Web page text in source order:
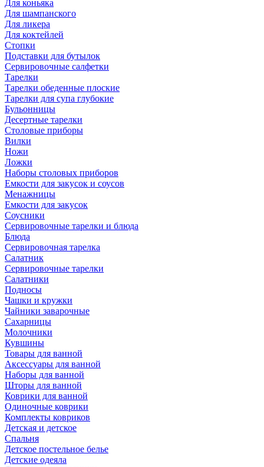
Для коньяка
Для шампанского
Для ликера
Для коктейлей
Стопки
Подставки для бутылок
Сервировочные салфетки
Тарелки
Тарелки обеденные плоские
Тарелки для супа глубокие
Бульонницы
Десертные тарелки
Столовые приборы
Вилки
Ножи
Ложки
Наборы столовых приборов
Емкости для закусок и соусов
Менажницы
Емкости для закусок
Соусники
Сервировочные тарелки и блюда
Блюда
Сервировочная тарелка
Салатник
Сервировочные тарелки
Салатники
Подносы
Чашки и кружки
Чайники заварочные
Сахарницы
Молочники
Кувшины
Товары для ванной
Аксессуары для ванной
Наборы для ванной
Шторы для ванной
Коврики для ванной
Одиночные коврики
Комплекты ковриков
Детская и детское
Спальня
Детское постельное белье
Детские одеяла